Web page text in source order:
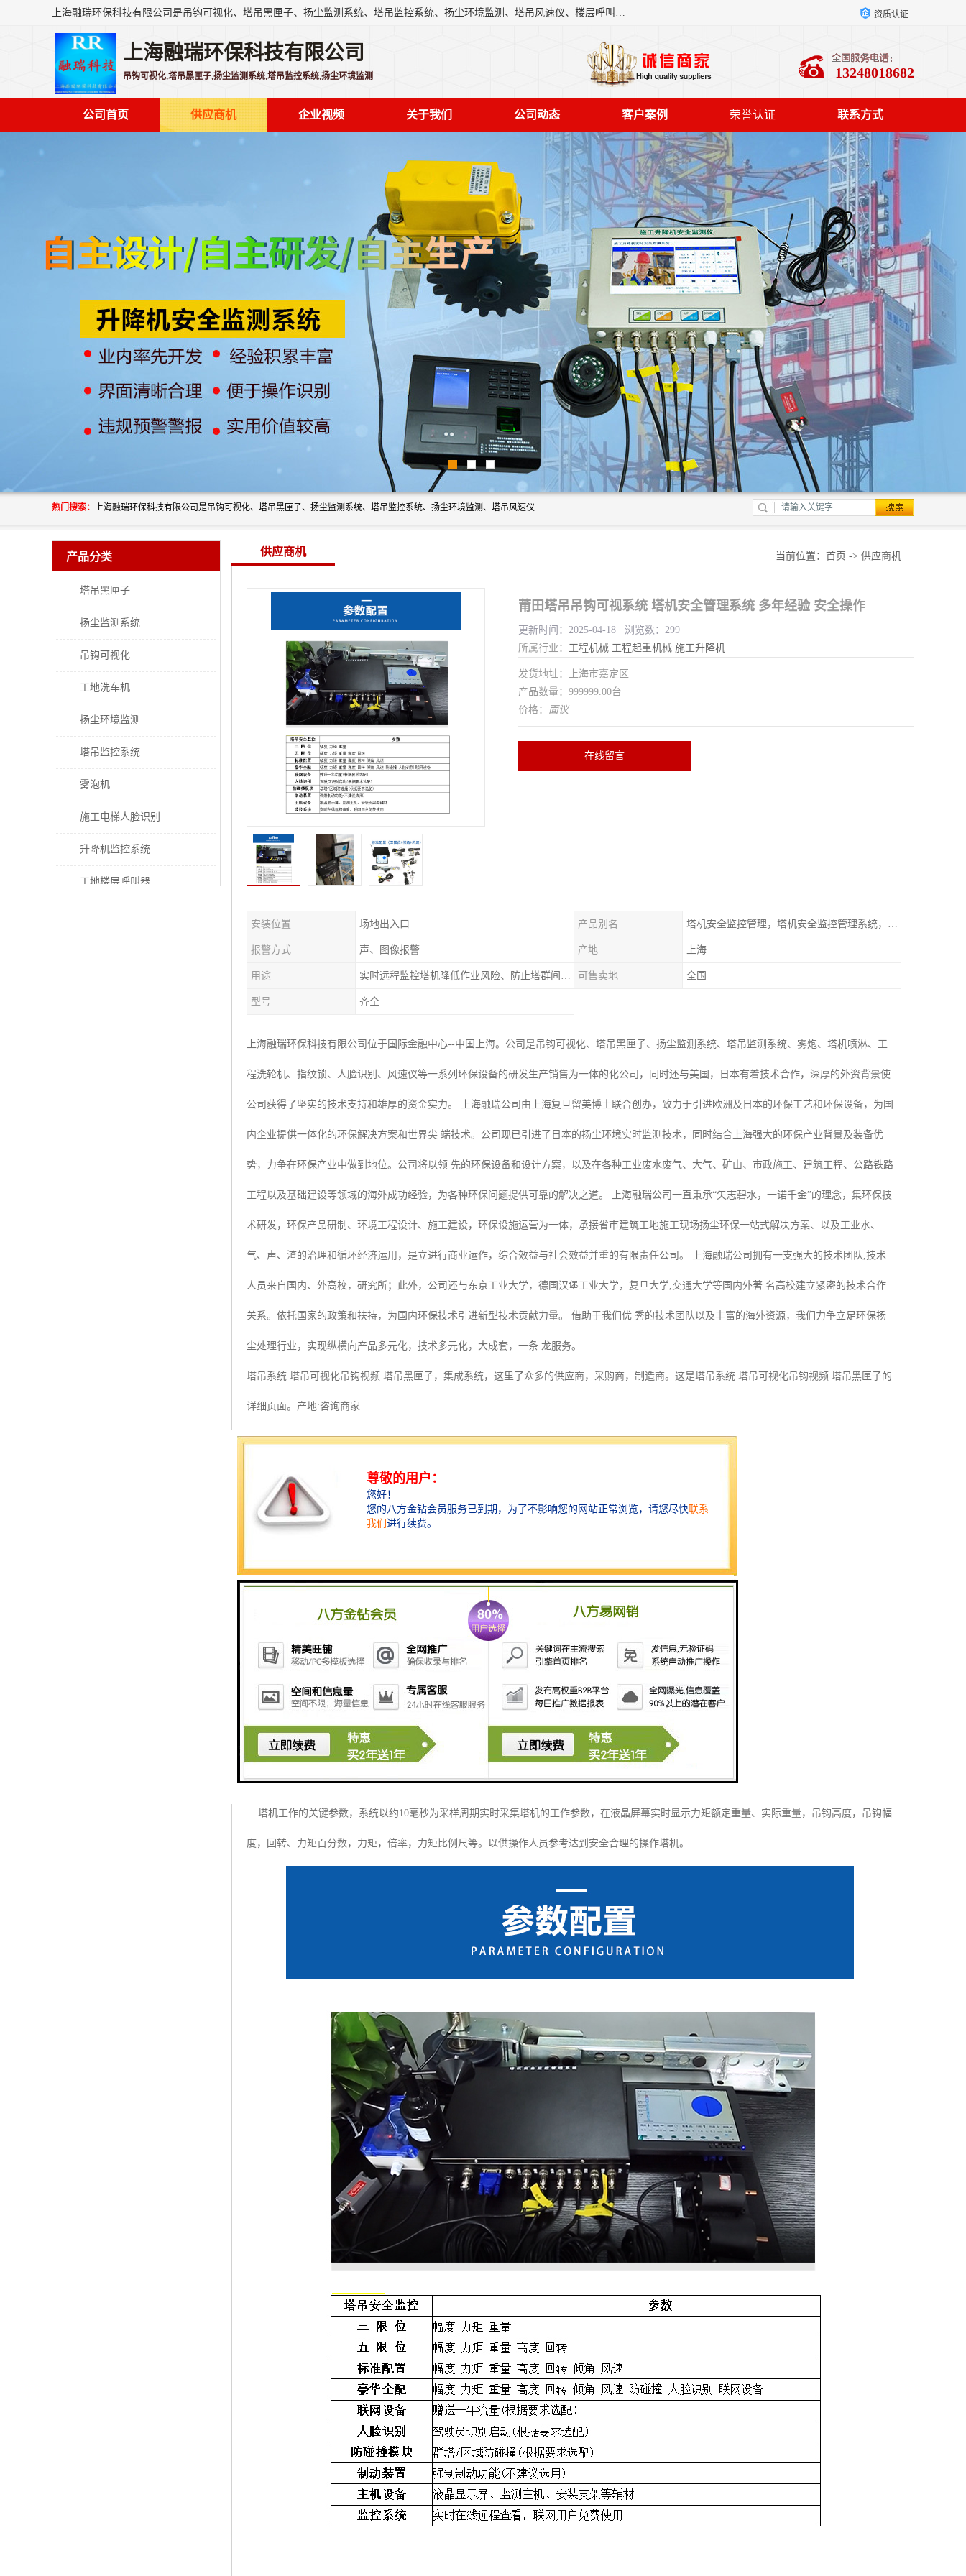
上海融瑞环保科技有限公司是吊钩可视化、塔吊黑匣子、扬尘监测系统、塔吊监控系统、扬尘环境监测、塔吊风速仪、楼层呼叫器、主令控制器、人脸识别、风速仪等一系列环保设备的研发生产销售为一体的专业化公司。 资质认证
上海融瑞环保科技有限公司
吊钩可视化,塔吊黑匣子,扬尘监测系统,塔吊监控系统,扬尘环境监测 13248018682
公司首页 供应商机 企业视频 关于我们 公司动态 客户案例 荣誉认证 联系方式
热门搜索： 上海融瑞环保科技有限公司是吊钩可视化、塔吊黑匣子、扬尘监测系统、塔吊监控系统、扬尘环境监测、塔吊风速仪、楼层呼叫器、主令控制器、人脸识别、风速仪等一系列环保设备的研发生产销售为一体的专业化公司。
产品分类
塔吊黑匣子
扬尘监测系统
吊钩可视化
工地洗车机
扬尘环境监测
塔吊监控系统
雾泡机
施工电梯人脸识别
升降机监控系统
工地楼层呼叫器
供应商机 当前位置： 首页 -> 供应商机
莆田塔吊吊钩可视系统 塔机安全管理系统 多年经验 安全操作
更新时间：2025-04-18 浏览数：299
所属行业： 工程机械 工程起重机械 施工升降机
发货地址：上海市嘉定区
产品数量：999999.00台
价格： 面议
在线留言
安装位置 场地出入口 产品别名 塔机安全监控管理，塔机安全监控管理系统，特种设备安全管理系统
报警方式 声、图像报警 产地 上海
用途 实时远程监控塔机降低作业风险、防止塔群间碰撞 可售卖地 全国
型号 齐全
上海融瑞环保科技有限公司位于国际金融中心--中国上海。公司是吊钩可视化、塔吊黑匣子、扬尘监测系统、塔吊监测系统、雾炮、塔机喷淋、工
程洗轮机、指纹锁、人脸识别、风速仪等一系列环保设备的研发生产销售为一体的化公司，同时还与美国，日本有着技术合作，深厚的外资背景使
公司获得了坚实的技术支持和雄厚的资金实力。 上海融瑞公司由上海复旦留美博士联合创办，致力于引进欧洲及日本的环保工艺和环保设备，为国
内企业提供一体化的环保解决方案和世界尖 端技术。公司现已引进了日本的扬尘环境实时监测技术，同时结合上海强大的环保产业背景及装备优
势，力争在环保产业中做到地位。公司将以领 先的环保设备和设计方案，以及在各种工业废水废气、大气、矿山、市政施工、建筑工程、公路铁路
工程以及基础建设等领域的海外成功经验，为各种环保问题提供可靠的解决之道。 上海融瑞公司一直秉承“矢志碧水，一诺千金”的理念，集环保技
术研发，环保产品研制、环境工程设计、施工建设，环保设施运营为一体，承接省市建筑工地施工现场扬尘环保一站式解决方案、以及工业水、
气、声、渣的治理和循环经济运用，是立进行商业运作，综合效益与社会效益并重的有限责任公司。 上海融瑞公司拥有一支强大的技术团队,技术
人员来自国内、外高校，研究所；此外，公司还与东京工业大学，德国汉堡工业大学，复旦大学,交通大学等国内外著 名高校建立紧密的技术合作
关系。依托国家的政策和扶持，为国内环保技术引进新型技术贡献力量。 借助于我们优 秀的技术团队以及丰富的海外资源，我们力争立足环保扬
尘处理行业，实现纵横向产品多元化，技术多元化，大成套，一条 龙服务。
塔吊系统 塔吊可视化吊钩视频 塔吊黑匣子，集成系统，这里了众多的供应商，采购商，制造商。这是塔吊系统 塔吊可视化吊钩视频 塔吊黑匣子的
详细页面。产地:咨询商家
实时显示功能
塔机工作的关键参数，系统以约10毫秒为采样周期实时采集塔机的工作参数，在液晶屏幕实时显示力矩额定重量、实际重量，吊钩高度，吊钩幅
度，回转、力矩百分数，力矩，倍率，力矩比例尺等。以供操作人员参考达到安全合理的操作塔机。